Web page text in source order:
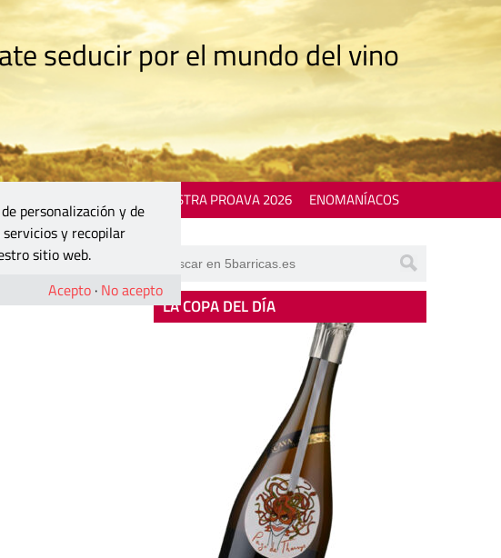
seducir por el mundo del vino
MOSTRA PROAVA 2026 ENOMANÍACOS
LA COPA DEL DÍA
personalización y de
y recopilar
sitio web.
Acepto · No acepto